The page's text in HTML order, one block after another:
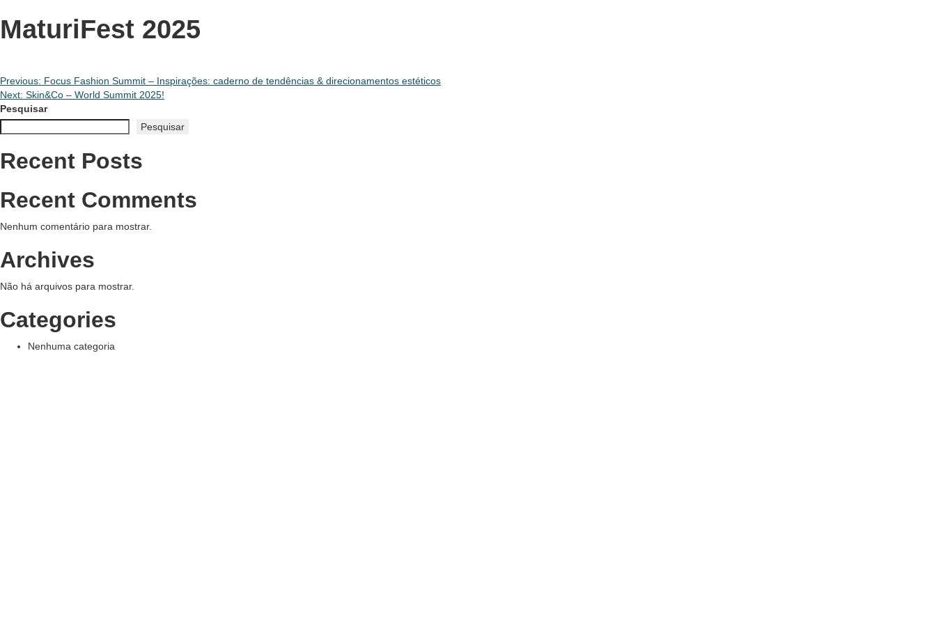
MaturiFest 2025
Navegação
de
Post
Previous: Focus Fashion Summit – Inspirações: caderno de tendências & direcionamentos estéticos
Next: Skin&Co – World Summit 2025!
Pesquisar
Pesquisar
Recent Posts
Recent Comments
Nenhum comentário para mostrar.
Archives
Não há arquivos para mostrar.
Categories
Nenhuma categoria